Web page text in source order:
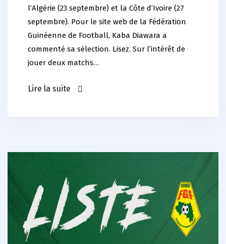
l’Algérie (23 septembre) et la Côte d’Ivoire (27
septembre). Pour le site web de la Fédération
Guinéenne de Football, Kaba Diawara a
commenté sa sélection. Lisez. Sur l’intérêt de
jouer deux matchs…
Lire la suite